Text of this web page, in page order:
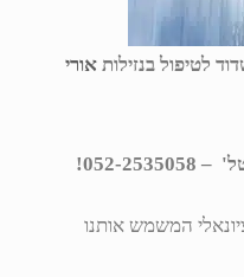
לטיפול בנזילות אורי
המשמש אותנו